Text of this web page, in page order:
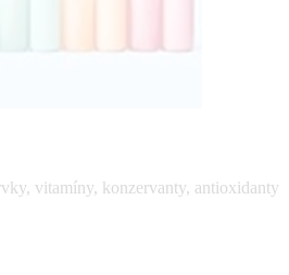
vitamíny, konzervanty, antioxidanty